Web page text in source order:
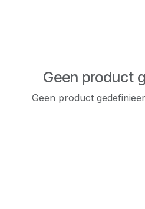
Geen product
Geen product